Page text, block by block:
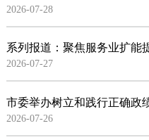
2026-07-28
2026-07-27
2026-07-26